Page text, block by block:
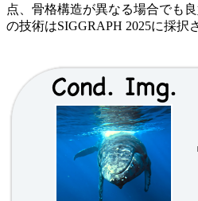
点、骨格構造が異なる場合でも
の技術はSIGGRAPH 2025に採択